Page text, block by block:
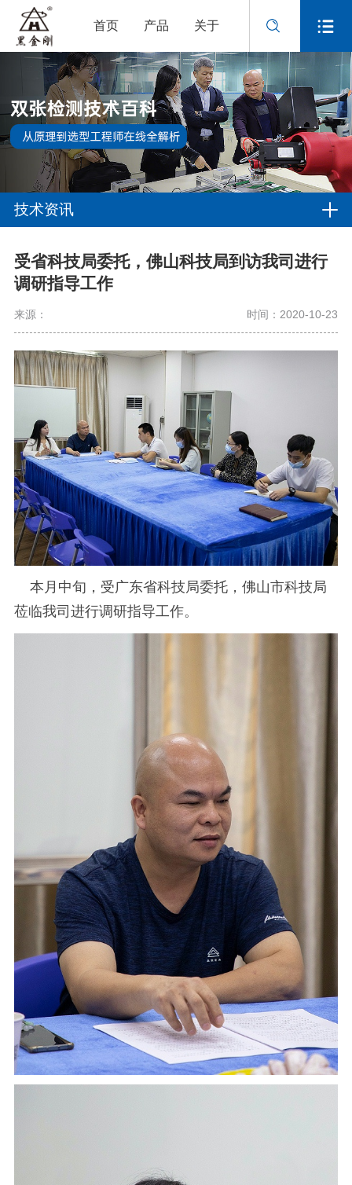
首页 产品 关于
技术资讯
受省科技局委托，佛山科技局到访我司进行
调研指导工作
来源： 时间：2020-10-23
本月中旬，受广东省科技局委托，佛山市科技局
莅临我司进行调研指导工作。